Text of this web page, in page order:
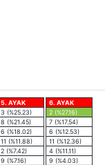
5. AYAK
3 (%25.23)
8 (%21.45)
6 (%18.02)
11 (%11.88)
2 (%7.42)
9 (%7.16)
6. AYAK
2 (%27.16)
7 (%17.54)
6 (%12.53)
11 (%12.36)
4 (%11.11)
9 (%4.03)